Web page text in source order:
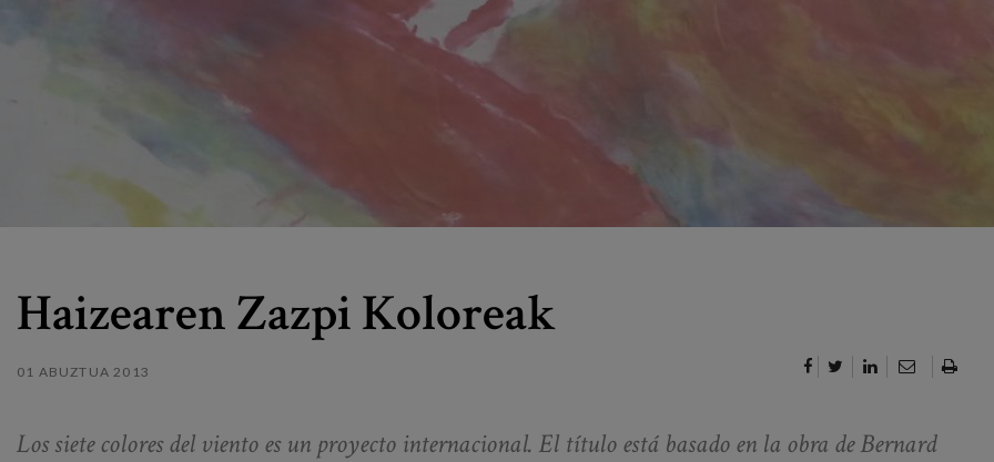
Haizearen Zazpi Koloreak
01 ABUZTUA 2013
Los siete colores del viento es un proyecto internacional. El título está basado en la obra de Bernard